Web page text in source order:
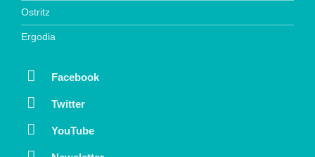
Ostritz
Ergodia
Facebook
Twitter
YouTube